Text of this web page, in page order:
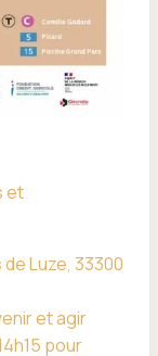
et
Luze, 33300
et agir
pour